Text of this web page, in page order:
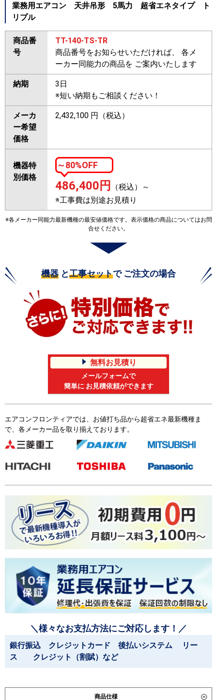
業務用エアコン 天井吊形 5馬力 超省エネタイプ ト
リプル
商品番
号
TT-140-TS-TR
商品番号をお知らせいただければ、 各メ
ーカー同能力の商品を ご案内いたします
納期
3日
※短い納期もご相談ください！
メーカ
ー希望
価格
2,432,100 円（税込）
機器特
別価格
～80%OFF
486,400 円
（税込）～
※工事費は別途お見積り
※各メーカー同能力最新機種の最安値価格です。表示価格の商品についてはお問
合せください。
機器 と工事セットで ご注文の場合
無料お見積り
メールフォームで
簡単に お見積依頼ができます
エアコンフロンティアでは、お値打ち品から超省エネ最新機種ま
で、各メーカー品を取り揃えております。
＼様々なお支払方法にご対応します！／
銀行振込 クレジットカード 後払いシステム リー
ス クレジット（割賦）など
商品仕様